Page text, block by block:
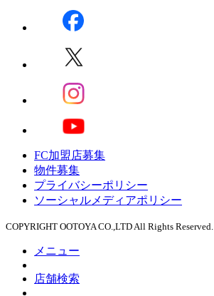
FC加盟店募集
物件募集
プライバシーポリシー
ソーシャルメディアポリシー
COPYRIGHT OOTOYA CO.,LTD All Rights Reserved.
メニュー
店舗検索